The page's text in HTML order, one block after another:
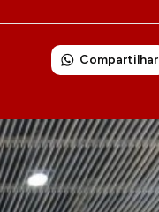
Compartilhar